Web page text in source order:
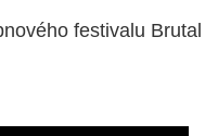
festivalu Brutal